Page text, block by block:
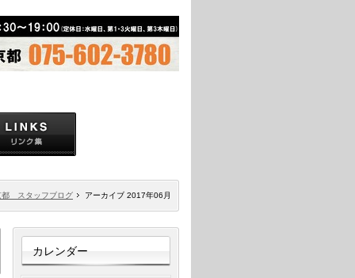
都 スタッフブログ アーカイブ 2017年06月
カレンダー